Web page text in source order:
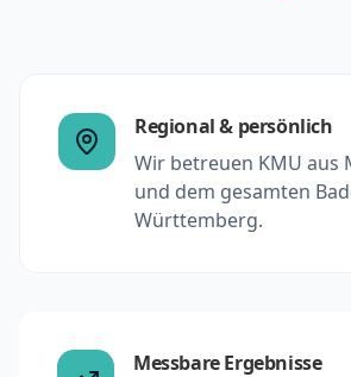
Regional & persönlich
Wir betreuen KMU aus
und dem gesamten
Württemberg.
Messbare Ergebnisse